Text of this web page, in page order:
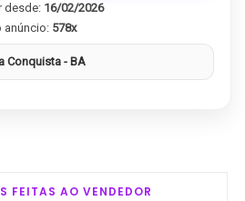
desde: 16/02/2026
anúncio: 578x
Conquista - BA
FEITAS AO VENDEDOR